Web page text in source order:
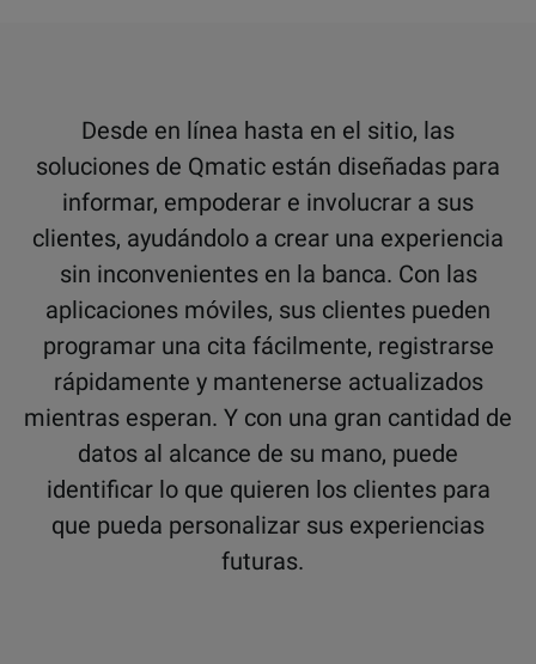
Desde en línea hasta en el sitio, las
soluciones de Qmatic están diseñadas para
informar, empoderar e involucrar a sus
clientes, ayudándolo a crear una experiencia
sin inconvenientes en la banca. Con las
aplicaciones móviles, sus clientes pueden
programar una cita fácilmente, registrarse
rápidamente y mantenerse actualizados
mientras esperan. Y con una gran cantidad de
datos al alcance de su mano, puede
identificar lo que quieren los clientes para
que pueda personalizar sus experiencias
futuras.